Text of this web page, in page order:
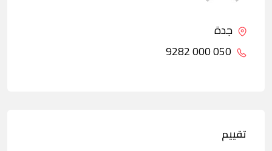
جدة
تقييم